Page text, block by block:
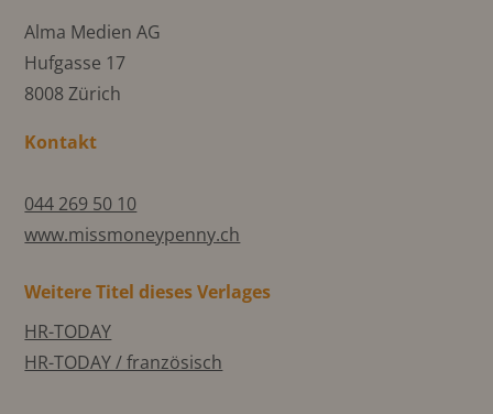
Alma Medien AG
Hufgasse 17
8008 Zürich
Kontakt
044 269 50 10
www.missmoneypenny.ch
Weitere Titel dieses Verlages
HR-TODAY
HR-TODAY / französisch